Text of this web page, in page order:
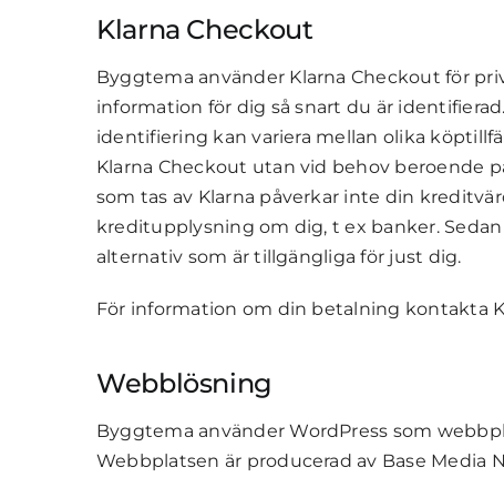
Klarna Checkout
Byggtema använder Klarna Checkout för
information för dig så snart du är
identifiering kan variera mellan olika
Klarna Checkout utan vid behov beroende
som tas av Klarna påverkar inte din
kreditupplysning om dig, t ex banker.
alternativ som är tillgängliga för just dig.
För information om din betalning kontakta
Webblösning
Byggtema använder WordPress som
Webbplatsen är producerad av Base Media